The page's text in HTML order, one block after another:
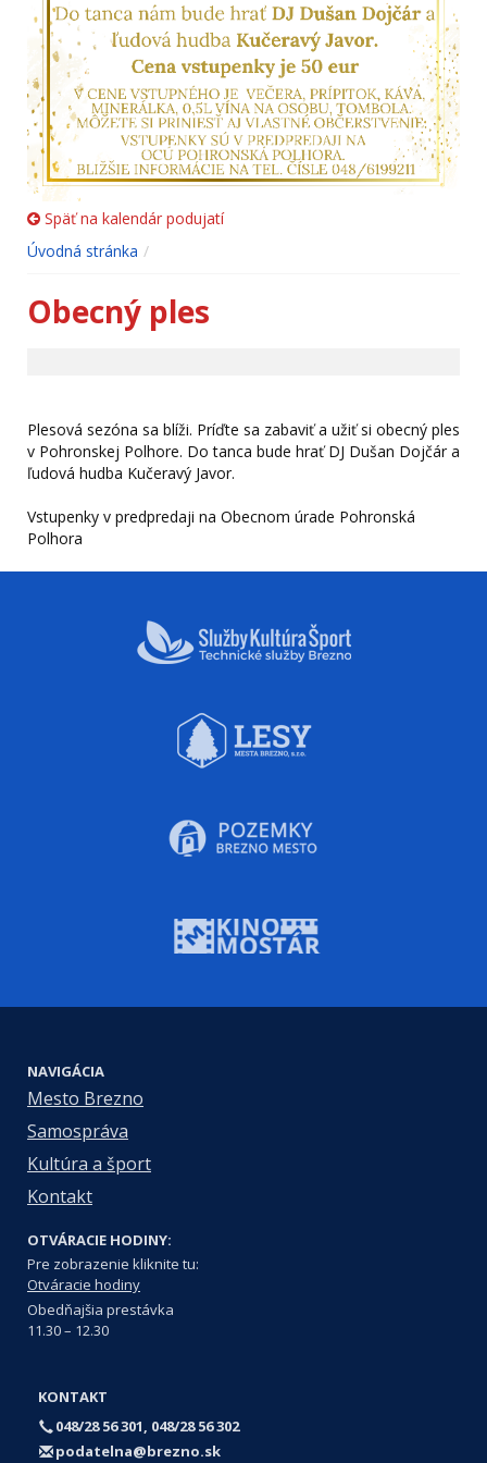
Späť na kalendár podujatí
Úvodná stránka
Obecný ples
Plesová sezóna sa blíži. Príďte sa zabaviť a užiť si obecný ples
v Pohronskej Polhore. Do tanca bude hrať DJ Dušan Dojčár a
ľudová hudba Kučeravý Javor.
Vstupenky v predpredaji na Obecnom úrade Pohronská
Polhora
NAVIGÁCIA
Mesto Brezno
Samospráva
Kultúra a šport
Kontakt
OTVÁRACIE HODINY:
Pre zobrazenie kliknite tu:
Otváracie hodiny
Obedňajšia prestávka
11.30 – 12.30
KONTAKT
048/28 56 301, 048/28 56 302
podatelna@brezno.sk